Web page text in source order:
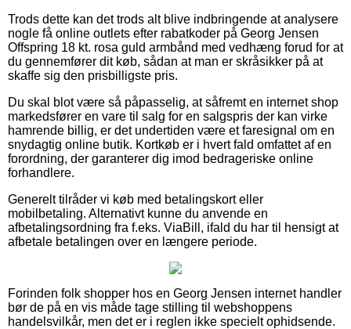
Trods dette kan det trods alt blive indbringende at analysere
nogle få online outlets efter rabatkoder på Georg Jensen
Offspring 18 kt. rosa guld armbånd med vedhæng forud for at
du gennemfører dit køb, sådan at man er skråsikker på at
skaffe sig den prisbilligste pris.
Du skal blot være så påpasselig, at såfremt en internet shop
markedsfører en vare til salg for en salgspris der kan virke
hamrende billig, er det undertiden være et faresignal om en
snydagtig online butik. Kortkøb er i hvert fald omfattet af en
forordning, der garanterer dig imod bedrageriske online
forhandlere.
Generelt tilråder vi køb med betalingskort eller
mobilbetaling. Alternativt kunne du anvende en
afbetalingsordning fra f.eks. ViaBill, ifald du har til hensigt at
afbetale betalingen over en længere periode.
Forinden folk shopper hos en Georg Jensen internet handler
bør de på en vis måde tage stilling til webshoppens
handelsvilkår, men det er i reglen ikke specielt ophidsende.